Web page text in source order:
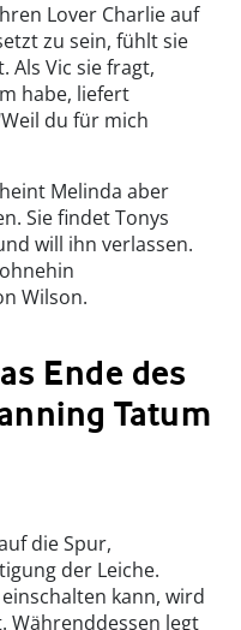
Lover Charlie auf
zu sein, fühlt sie
Als Vic sie fragt,
habe, liefert
Weil du für mich
Melinda aber
Sie findet Tonys
will ihn verlassen.
Wilson.
Ende des
Tatum
die Spur,
der Leiche.
kann, wird
Währenddessen legt